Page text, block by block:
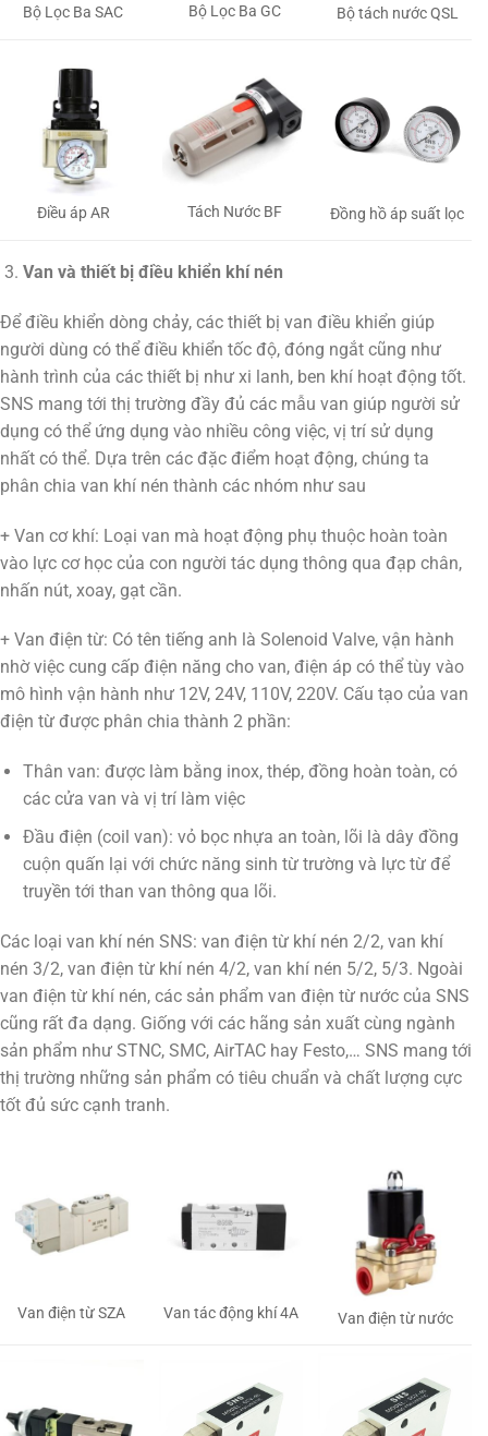
Bộ Lọc Ba SAC Bộ Lọc Ba GC Bộ tách nước QSL
Điều áp AR Tách Nước BF Đồng hồ áp suất lọc
Van và thiết bị điều khiển khí nén
Để điều khiển dòng chảy, các thiết bị van điều khiển giúp
người dùng có thể điều khiển tốc độ, đóng ngắt cũng như
hành trình của các thiết bị như xi lanh, ben khí hoạt động tốt.
SNS mang tới thị trường đầy đủ các mẫu van giúp người sử
dụng có thể ứng dụng vào nhiều công việc, vị trí sử dụng
nhất có thể. Dựa trên các đặc điểm hoạt động, chúng ta
phân chia van khí nén thành các nhóm như sau
+ Van cơ khí: Loại van mà hoạt động phụ thuộc hoàn toàn
vào lực cơ học của con người tác dụng thông qua đạp chân,
nhấn nút, xoay, gạt cần.
+ Van điện từ: Có tên tiếng anh là Solenoid Valve, vận hành
nhờ việc cung cấp điện năng cho van, điện áp có thể tùy vào
mô hình vận hành như 12V, 24V, 110V, 220V. Cấu tạo của van
điện từ được phân chia thành 2 phần:
Thân van: được làm bằng inox, thép, đồng hoàn toàn, có
các cửa van và vị trí làm việc
Đầu điện (coil van): vỏ bọc nhựa an toàn, lõi là dây đồng
cuộn quấn lại với chức năng sinh từ trường và lực từ để
truyền tới than van thông qua lõi.
Các loại van khí nén SNS: van điện từ khí nén 2/2, van khí
nén 3/2, van điện từ khí nén 4/2, van khí nén 5/2, 5/3. Ngoài
van điện từ khí nén, các sản phẩm van điện từ nước của SNS
cũng rất đa dạng. Giống với các hãng sản xuất cùng ngành
sản phẩm như STNC, SMC, AirTAC hay Festo,… SNS mang tới
thị trường những sản phẩm có tiêu chuẩn và chất lượng cực
tốt đủ sức cạnh tranh.
Van điện từ SZA Van tác động khí 4A Van điện từ nước